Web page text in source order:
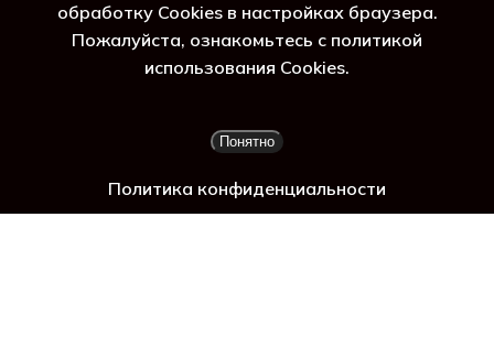
Просмотр корзины
обработку Cookies в настройках браузера.
Пожалуйста, ознакомьтесь с политикой
использования Cookies.
Понятно
Политика конфиденциальности